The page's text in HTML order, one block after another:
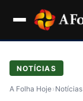
NOTÍCIAS
A Folha Hoje› Notícias